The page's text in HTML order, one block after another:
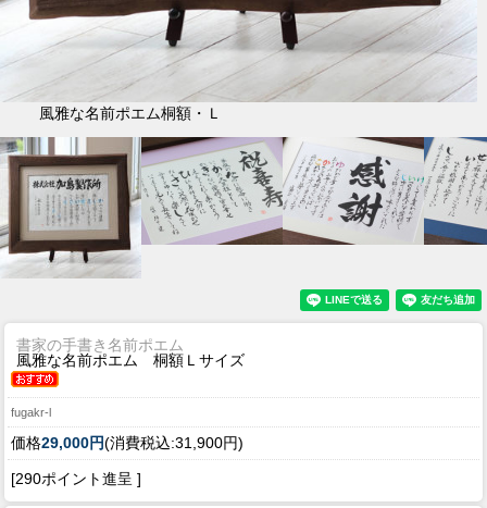
風雅な名前ポエム桐額・Ｌ
書家の手書き名前ポエム
風雅な名前ポエム 桐額Ｌサイズ
fugakr-l
価格29,000円(消費税込:31,900円)
[290ポイント進呈 ]